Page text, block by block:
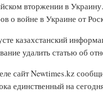
вторжении в
о войне в Украине от
казахстанский
удалить статью об
сайт Newtimes.kz
единственный на